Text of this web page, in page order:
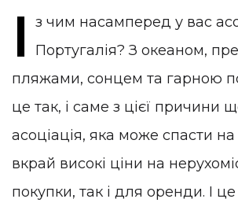
І
з чим насамперед у вас
Португалія? З океаном,
пляжами, сонцем та гарною
це так, і саме з цієї причини
асоціація, яка може спасти
вкрай високі ціни на
покупки, так і для оренди. І